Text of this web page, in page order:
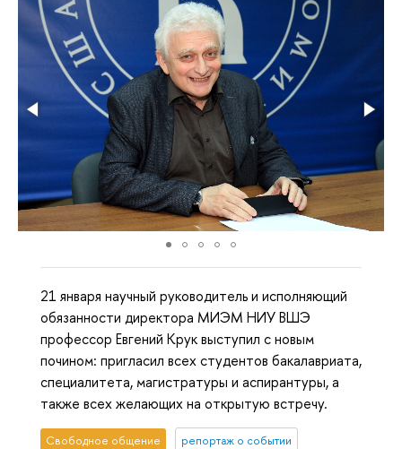
21 января научный руководитель и исполняющий
обязанности директора МИЭМ НИУ ВШЭ
профессор Евгений Крук выступил с новым
почином: пригласил всех студентов бакалавриата,
специалитета, магистратуры и аспирантуры, а
также всех желающих на открытую встречу.
Свободное общение репортаж о событии